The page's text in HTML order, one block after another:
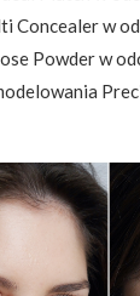
Concealer w
Powder w